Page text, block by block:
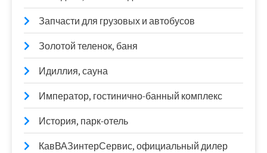
Запчасти для грузовых и автобусов
Золотой теленок, баня
Идиллия, сауна
Император, гостинично-банный комплекс
История, парк-отель
КавВАЗинтерСервис, официальный дилер